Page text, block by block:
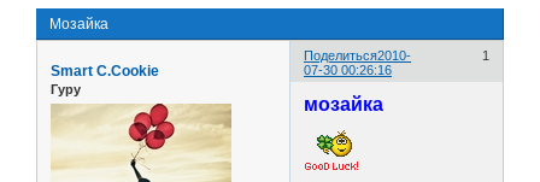
Мозайка
Поделиться 1
2010-
07-30 00:26:16
Smart C.Cookie
Гуру
мозайка